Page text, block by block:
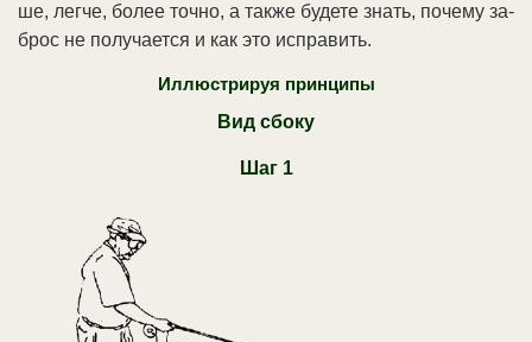
ше, лег­че, бо­лее точ­но, а так­же бу­де­те знать, по­че­му за­
брос не по­лу­ча­ет­ся и как это ис­пра­вить.
Иллюстрируя принципы
Вид сбоку
Шаг 1